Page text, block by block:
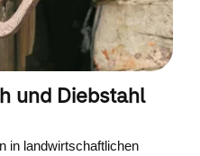
und Diebstahl
in landwirtschaftlichen